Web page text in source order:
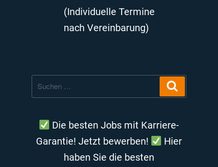
(Individuelle Termine
nach Vereinbarung)
Suche
nach:
Die besten Jobs mit Karriere-
Garantie! Jetzt bewerben!
Hier
haben Sie die besten